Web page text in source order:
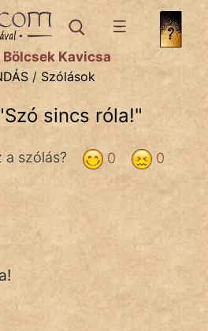
témák:
Bölcsek Kavicsa
/ Szólások
Szó sincs róla!"
0
0
a szólás?